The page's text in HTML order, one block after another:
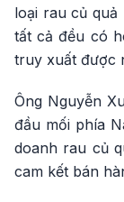
loại rau củ
tất cả đều có
truy xuất được
Ông Nguyễn
đầu mối phía
doanh rau củ
cam kết bán